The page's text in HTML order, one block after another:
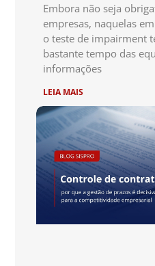
Embora não seja
empresas, naquelas
o teste de impairment
bastante tempo das
informações
LEIA MAIS